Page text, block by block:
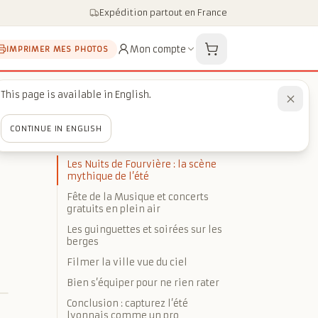
Expédition partout en France
IMPRIMER MES PHOTOS Mon compte
SOMMAIRE
Les Nuits de Fourvière : la scène
mythique de l’été
Fête de la Musique et concerts
gratuits en plein air
Les guinguettes et soirées sur les
berges
Filmer la ville vue du ciel
Bien s’équiper pour ne rien rater
Conclusion : capturez l’été
lyonnais comme un pro
This page is available in English.
CONTINUE IN ENGLISH